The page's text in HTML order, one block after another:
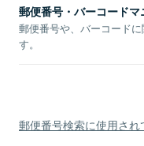
郵便番号・バーコードマ
郵便番号や、バーコード
す。
郵便番号検索に使用さ